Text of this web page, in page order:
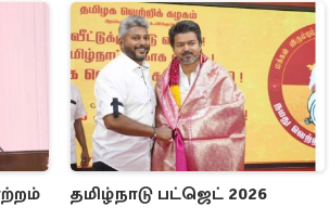
தமிழ்நாடு பட்ஜெட் 2026